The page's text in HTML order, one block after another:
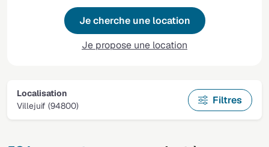
Je cherche une location
Je propose une location
Localisation
Villejuif (94800)
Filtres